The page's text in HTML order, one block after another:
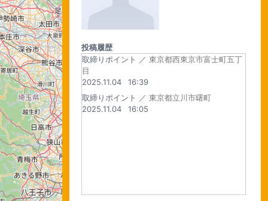
投稿履歴
取締りポイント ／ 東京都西東京市富士町五丁
目
2025.11.04
16:39
取締りポイント ／ 東京都立川市曙町
2025.11.04
16:05